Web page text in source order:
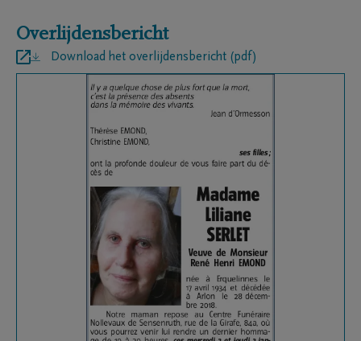
Overlijdensbericht
Download het overlijdensbericht (pdf)